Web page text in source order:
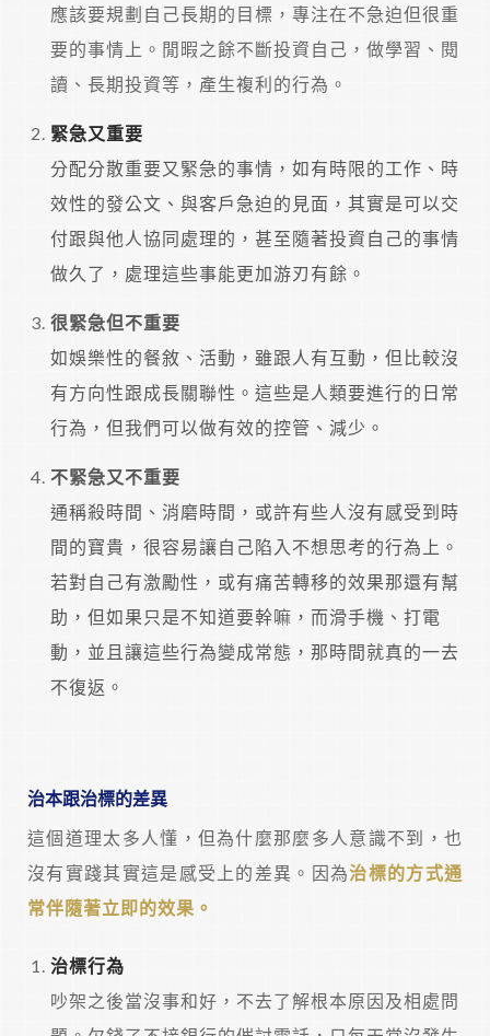
應該要規劃自己長期的目標，專注在不急迫但很重
要的事情上。閒暇之餘不斷投資自己，做學習、閱
讀、長期投資等，產生複利的行為。
緊急又重要
分配分散重要又緊急的事情，如有時限的工作、時
效性的發公文、與客戶急迫的見面，其實是可以交
付跟與他人協同處理的，甚至隨著投資自己的事情
做久了，處理這些事能更加游刃有餘。
很緊急但不重要
如娛樂性的餐敘、活動，雖跟人有互動，但比較沒
有方向性跟成長關聯性。這些是人類要進行的日常
行為，但我們可以做有效的控管、減少。
不緊急又不重要
通稱殺時間、消磨時間，或許有些人沒有感受到時
間的寶貴，很容易讓自己陷入不想思考的行為上。
若對自己有激勵性，或有痛苦轉移的效果那還有幫
助，但如果只是不知道要幹嘛，而滑手機、打電
動，並且讓這些行為變成常態，那時間就真的一去
不復返。
治本跟治標的差異
這個道理太多人懂，但為什麼那麼多人意識不到，也
沒有實踐其實這是感受上的差異。因為治標的方式通
常伴隨著立即的效果。
治標行為
吵架之後當沒事和好，不去了解根本原因及相處問